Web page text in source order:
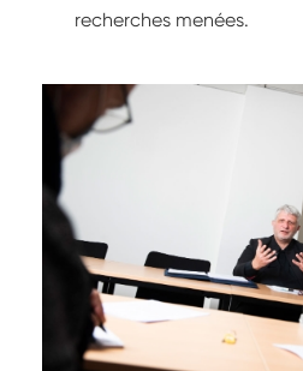
recherches menées.